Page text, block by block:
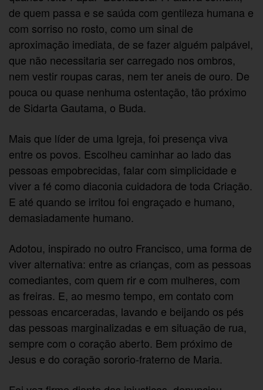
de quem passa e se saúda com gentileza humana e
com sorriso no rosto, como um sinal de
aproximação imediata, de se fazer alguém palpável,
que não necessitaria ser carregado nos ombros,
nem vestir roupas caras, nem ter aneis de ouro. De
pouca ou quase nenhuma ostentação, tão próximo
de Sidarta Gautama, o Buda.
Mais que líder de uma Igreja, foi presença viva
entre os povos. Escolheu caminhar ao lado das
pessoas empobrecidas, falar com simplicidade e
viver a fé como diaconia cuidadora de toda Criação.
E até quando se irritou foi engraçado e humano,
demasiadamente humano.
Adotou, inspirado no outro Francisco, uma forma de
viver alternativa: entre as crianças, com as pessoas
comediantes, com quem rir e com mulheres, com
as freiras. E, ao mesmo tempo, em contato com
pessoas encarceradas, lavando e beijando os pés
das pessoas marginalizadas e em situação de rua,
sempre com o coração aberto. Bem próximo de
Jesus e do coração sororio-fraterno de Maria.